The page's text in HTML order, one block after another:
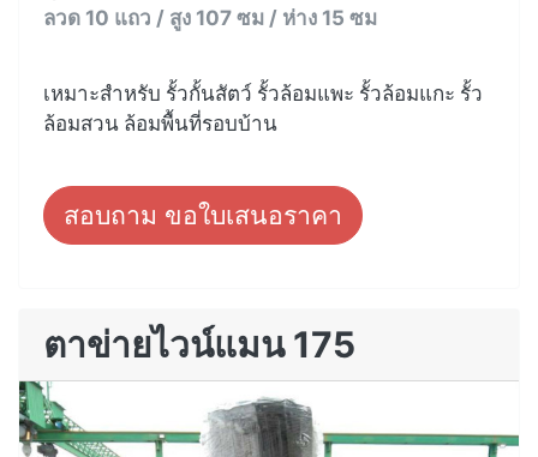
ลวด 10 แถว / สูง 107 ซม / ห่าง 15 ซม
เหมาะสำหรับ รั้วกั้นสัตว์ รั้วล้อมแพะ รั้วล้อมแกะ รั้ว
ล้อมสวน ล้อมพื้นที่รอบบ้าน
สอบถาม ขอใบเสนอราคา
ตาข่ายไวน์แมน 175